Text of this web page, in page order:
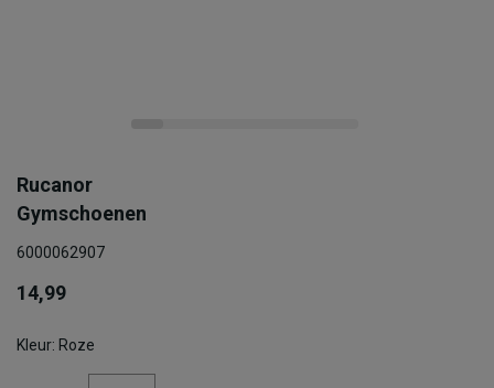
Rucanor
Gymschoenen
6000062907
14,99
Kleur: Roze